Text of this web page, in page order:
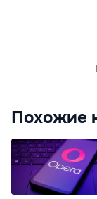
Похожие